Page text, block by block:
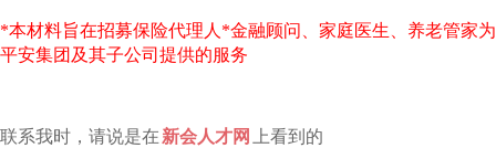
*本材料旨在招募保险代理人*金融顾问、家庭医生、养老管家为
平安集团及其子公司提供的服务
联系我时，请说是在新会人才网 上看到的